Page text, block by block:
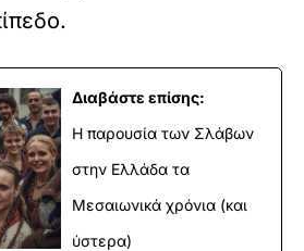
Διαβάστε επίσης:
H παρουσία των Σλάβων
στην Ελλάδα τα
Μεσαιωνικά χρόνια (και
ύστερα)